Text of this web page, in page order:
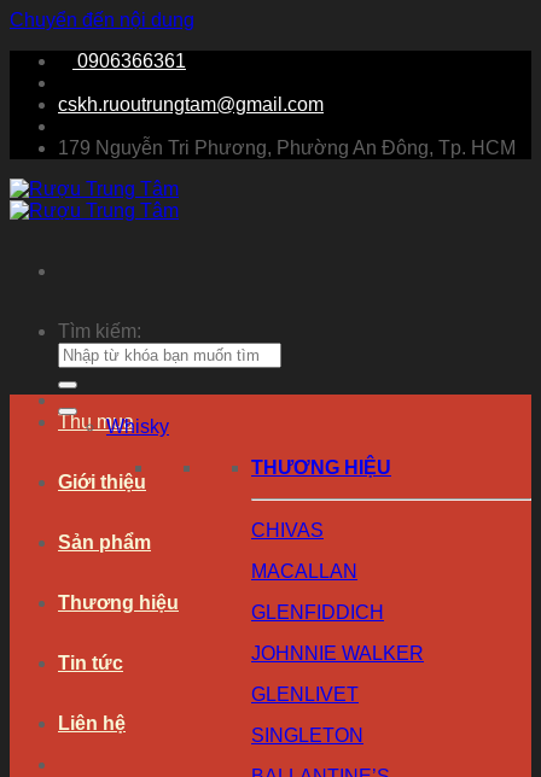
Chuyển đến nội dung
0906366361
cskh.ruoutrungtam@gmail.com
179 Nguyễn Tri Phương, Phường An Đông, Tp. HCM
Tìm kiếm:
Thu mua
Giới thiệu
Sản phẩm
Thương hiệu
Tin tức
Liên hệ
Whisky
THƯƠNG HIỆU
CHIVAS
MACALLAN
GLENFIDDICH
JOHNNIE WALKER
GLENLIVET
SINGLETON